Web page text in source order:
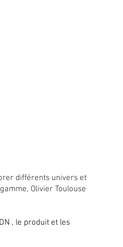
différents univers et
Olivier Toulouse
, le produit et les